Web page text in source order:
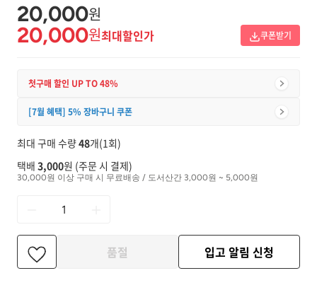
20,000원
20,000원최대할인가 쿠폰받기
첫구매 할인 UP TO 48%
[7월 혜택] 5% 장바구니 쿠폰
최대 구매 수량48개(1회)
택배 3,000원 (주문 시 결제)
30,000원 이상 구매 시 무료배송 / 도서산간 3,000원 ~ 5,000원
품절 입고 알림 신청